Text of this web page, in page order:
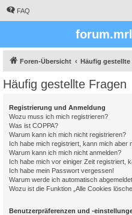
FAQ
Foren-Übersicht Häufig gestellte
Häufig gestellte Fragen
Registrierung und Anmeldung
Wozu muss ich mich registrieren?
Was ist COPPA?
Warum kann ich mich nicht registrieren?
Ich habe mich registriert, kann mich aber
Warum kann ich mich nicht anmelden?
Ich habe mich vor einiger Zeit registriert,
Ich habe mein Passwort vergessen!
Warum werde ich automatisch
Wozu ist die Funktion „Alle Cookies
Benutzerpräferenzen und -